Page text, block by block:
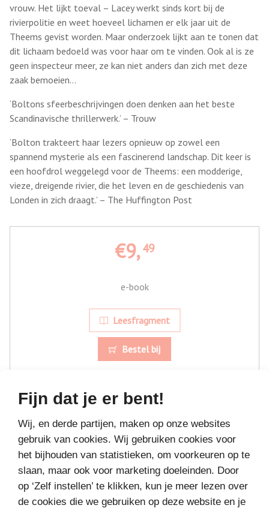
Fijn dat je er bent!
Wij, en derde partijen, maken op onze websites
gebruik van cookies. Wij gebruiken cookies voor
het bijhouden van statistieken, om voorkeuren op te
slaan, maar ook voor marketing doeleinden. Door
op ‘Zelf instellen’ te klikken, kun je meer lezen over
de cookies die we gebruiken op deze website en je
vrouw. Het lijkt toeval – Lacey werkt sinds kort bij de
rivierpolitie en weet hoeveel lichamen er elk jaar uit de
Theems gevist worden. Maar onderzoek lijkt aan te tonen dat
dit lichaam bedoeld was voor haar om te vinden. Ook al is ze
geen inspecteur meer, ze kan niet anders dan zich met deze
zaak bemoeien…
‘Boltons sfeerbeschrijvingen doen denken aan het beste
Scandinavische thrillerwerk.’ – Trouw
‘Bolton trakteert haar lezers opnieuw op zowel een
spannend mysterie als een fascinerend landschap. Dit keer is
een hoofdrol weggelegd voor de Theems: een modderige,
vieze, dreigende rivier, die het leven en de geschiedenis van
Londen in zich draagt.’ – The Huffington Post
€9,49
e-book
Leesfragment
Bestel bij
MEER BOEKEN VAN
VAKANTIELEZEN